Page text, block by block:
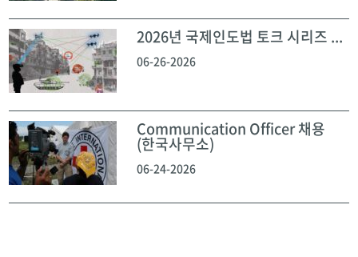
2026년 국제인도법 토크 시리즈 ...
06-26-2026
Communication Officer 채용
(한국사무소)
06-24-2026